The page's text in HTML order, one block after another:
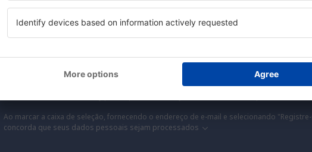
Enviamos apenas as melhores, palavra de
Mais viagens com ótimos preços na nossa newsletter.Aceito receber informações
Ao marcar a caixa de seleção, fornecendo o endereço de e-mail e selecionando
concorda que seus dados pessoais sejam processados